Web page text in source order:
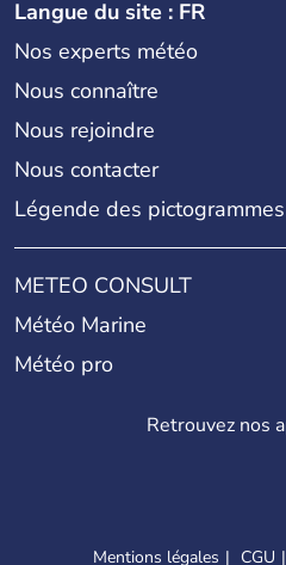
13e arrondissement
14e arrondissement
15e arrondissement
16e arrondissement (Passy)
Langue du site : FR
Nos experts météo
Nous connaître
Nous rejoindre
Nous contacter
Légende des pictogrammes
METEO CONSULT
Météo Marine
Météo pro
Retrouvez nos
Mentions légales CGU